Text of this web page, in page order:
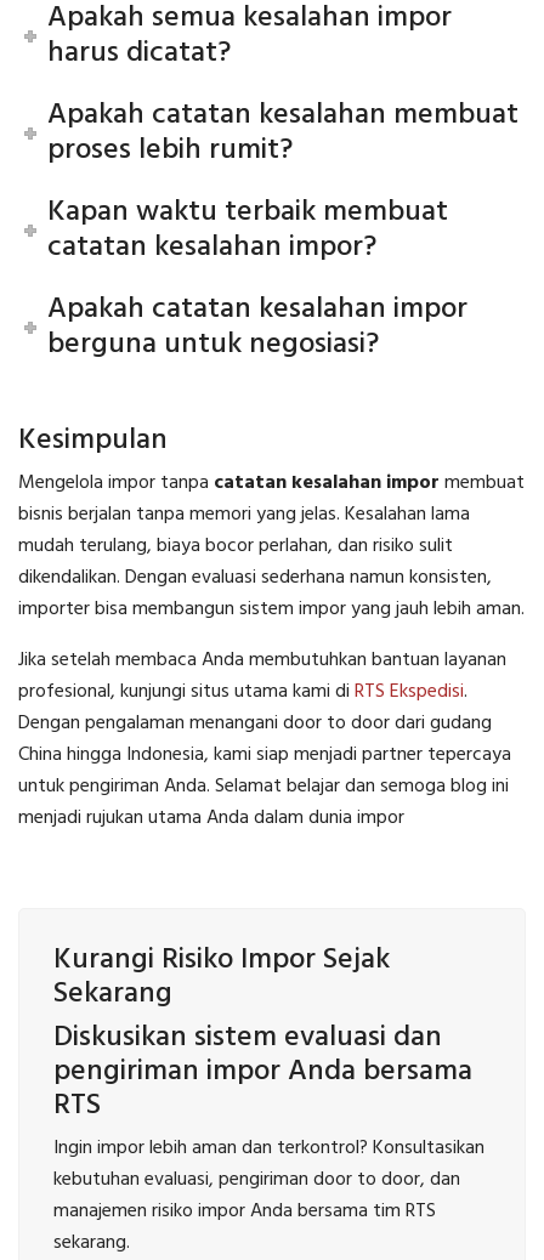
Apakah semua kesalahan impor
harus dicatat?
Apakah catatan kesalahan membuat
proses lebih rumit?
Kapan waktu terbaik membuat
catatan kesalahan impor?
Apakah catatan kesalahan impor
berguna untuk negosiasi?
Kesimpulan
Mengelola impor tanpa catatan kesalahan impormembuat
bisnis berjalan tanpa memori yang jelas. Kesalahan lama
mudah terulang, biaya bocor perlahan, dan risiko sulit
dikendalikan. Dengan evaluasi sederhana namun konsisten,
importer bisa membangun sistem impor yang jauh lebih aman.
Jika setelah membaca Anda membutuhkan bantuan layanan
profesional, kunjungi situs utama kami diRTS Ekspedisi.
Dengan pengalaman menangani door to door dari gudang
China hingga Indonesia, kami siap menjadi partner tepercaya
untuk pengiriman Anda. Selamat belajar dan semoga blog ini
menjadi rujukan utama Anda dalam dunia impor
Kurangi Risiko Impor Sejak
Sekarang
Diskusikan sistem evaluasi dan
pengiriman impor Anda bersama
RTS
Ingin impor lebih aman dan terkontrol? Konsultasikan
kebutuhan evaluasi, pengiriman door to door, dan
manajemen risiko impor Anda bersama tim RTS
sekarang.